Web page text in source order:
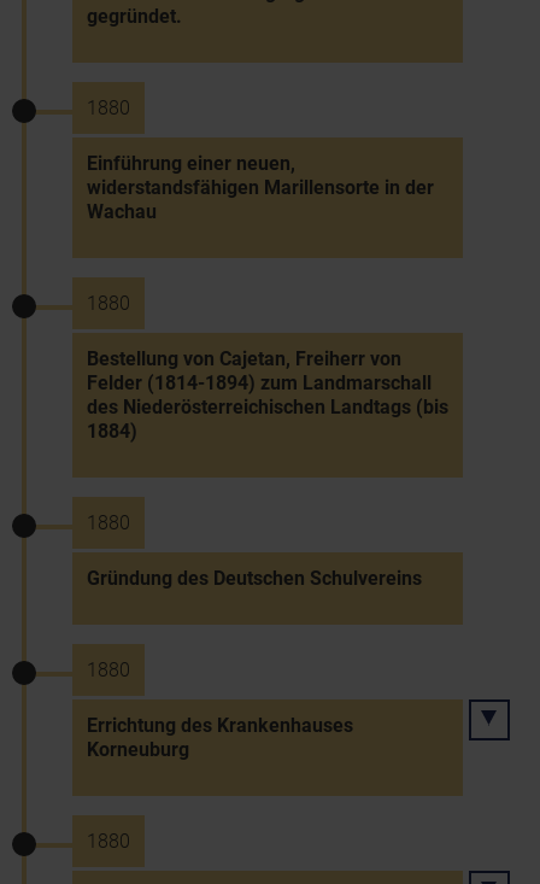
gegründet.
1880
Einführung einer neuen,
widerstandsfähigen Marillensorte in der
Wachau
1880
Bestellung von Cajetan, Freiherr von
Felder (1814-1894) zum Landmarschall
des Niederösterreichischen Landtags (bis
1884)
1880
Gründung des Deutschen Schulvereins
1880
Errichtung des Krankenhauses
Korneuburg
1880